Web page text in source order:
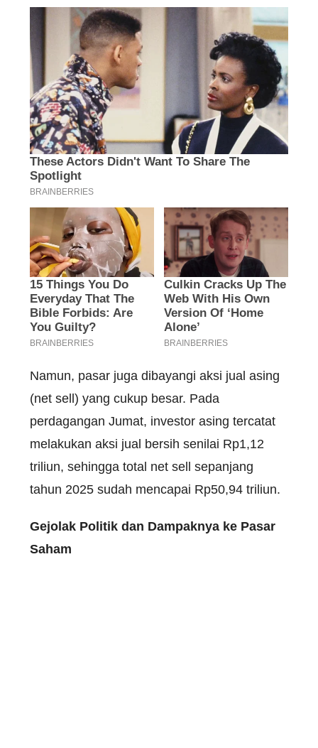
Namun, pasar juga dibayangi aksi jual asing
(net sell) yang cukup besar. Pada
perdagangan Jumat, investor asing tercatat
melakukan aksi jual bersih senilai Rp1,12
triliun, sehingga total net sell sepanjang
tahun 2025 sudah mencapai Rp50,94 triliun.
Gejolak Politik dan Dampaknya ke Pasar
Saham